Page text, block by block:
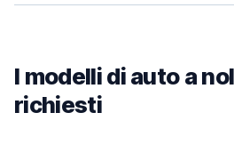
I modelli di auto a
richiesti